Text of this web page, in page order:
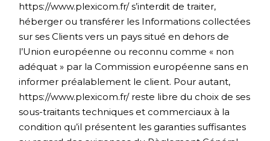
https://www.plexicom.fr/s’interdit de traiter,
héberger ou transférer les Informations collectées
sur ses Clients vers un pays situé en dehors de
l’Union européenne ou reconnu comme « non
adéquat » par la Commission européenne sans en
informer préalablement le client. Pour autant,
https://www.plexicom.fr/reste libre du choix de ses
sous-traitants techniques et commerciaux à la
condition qu’il présentent les garanties suffisantes